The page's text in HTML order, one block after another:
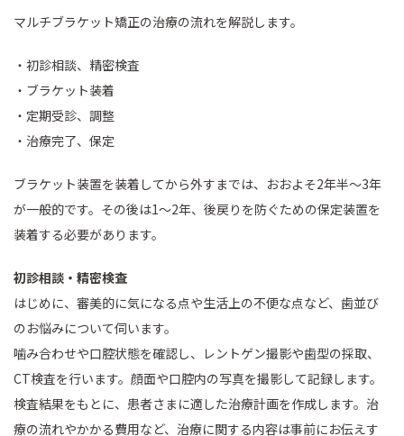
マルチブラケット矯正の治療の流れを解説します。
・初診相談、精密検査
・ブラケット装着
・定期受診、調整
・治療完了、保定
ブラケット装置を装着してから外すまでは、おおよそ2年半〜3年
が一般的です。その後は1〜2年、後戻りを防ぐための保定装置を
装着する必要があります。
初診相談・精密検査
はじめに、審美的に気になる点や生活上の不便な点など、歯並び
のお悩みについて伺います。
噛み合わせや口腔状態を確認し、レントゲン撮影や歯型の採取、
CT検査を行います。顔面や口腔内の写真を撮影して記録します。
検査結果をもとに、患者さまに適した治療計画を作成します。治
療の流れやかかる費用など、治療に関する内容は事前にお伝えす